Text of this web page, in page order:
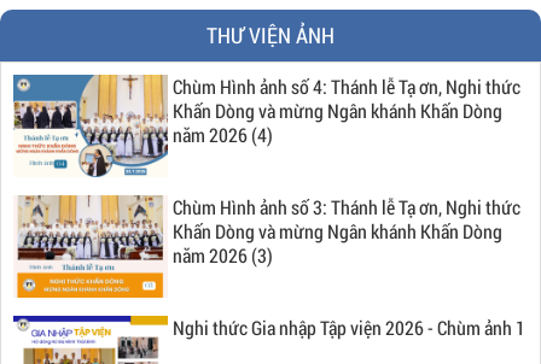
THƯ VIỆN ẢNH
Chùm Hình ảnh số 4: Thánh lễ Tạ ơn, Nghi thức
Khấn Dòng và mừng Ngân khánh Khấn Dòng
năm 2026 (4)
Chùm Hình ảnh số 3: Thánh lễ Tạ ơn, Nghi thức
Khấn Dòng và mừng Ngân khánh Khấn Dòng
năm 2026 (3)
Nghi thức Gia nhập Tập viện 2026 - Chùm ảnh 1